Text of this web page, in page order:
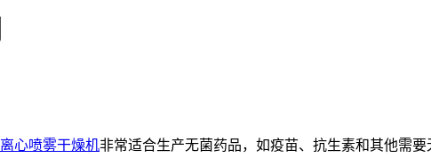
离心喷雾干燥机非常适合生产无菌药品，如疫苗、抗生素和其他需要